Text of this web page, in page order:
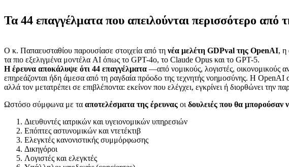
Τα 44 επαγγέλματα που απειλούνται περισσότερο από
Ο κ. Παπαευσταθίου παρουσίασε στοιχεία από τη νέα μελέτη GDPval της OpenAI, η
τα πιο εξελιγμένα μοντέλα AI όπως το GPT-4o, το Claude Opus και το GPT-5.
Η έρευνα αποκάλυψε ότι 44 επαγγέλματα —από νομικούς, λογιστές, οικονομικούς
επηρεάζονται ήδη άμεσα από τη ραγδαία πρόοδο της τεχνητής νοημοσύνης. Η OpenAI
αλλά τον μετατρέπει σε επιβλέποντα: εκείνον που ελέγχει, εγκρίνει ή διορθώνει την
Ωστόσο σύμφωνα με τα αποτελέσματα της έρευνας οιδουλειές που θα μπορούσαν
Διευθυντές ιατρικών και υγειονομικών υπηρεσιών
Επόπτες αστυνομικών και ντετέκτιβ
Ελεγκτές κανονιστικής συμμόρφωσης
Δικηγόροι
Λογιστές και ελεγκτές